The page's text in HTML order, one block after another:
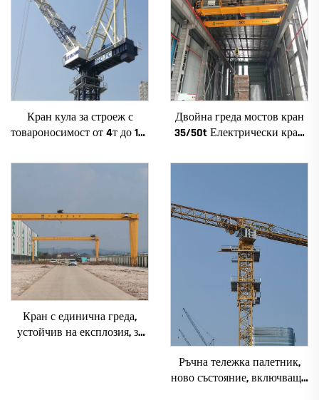
Кран кула за строеж с
товароносимост от 4т до 12т
зъбно колело, мотор, лагер,
Двойна греда мостов кран
35/50t Електрически кран
Пролет Машиностроително
Кран с единична греда,
устойчив на експлозия, за
Ръчна тележка палетник,
ново състояние, включващи